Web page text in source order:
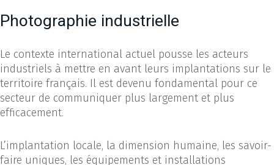
Photographie industrielle
Le contexte international actuel pousse les acteurs
industriels à mettre en avant leurs implantations sur le
territoire français. Il est devenu fondamental pour ce
secteur de communiquer plus largement et plus
efficacement.
L’implantation locale, la dimension humaine, les savoir-
faire uniques, les équipements et installations